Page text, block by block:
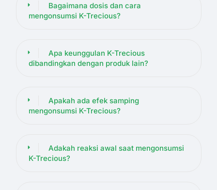
Bagaimana dosis dan cara
mengonsumsi K-Trecious?
Apa keunggulan K-Trecious
dibandingkan dengan produk lain?
Apakah ada efek samping
mengonsumsi K-Trecious?
Adakah reaksi awal saat mengonsumsi
K-Trecious?